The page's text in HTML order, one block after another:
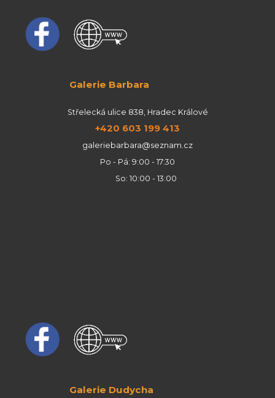
Galerie Barbara
Střelecká ulice 838, Hradec Králové
+420 603 199 413
galeriebarbara@seznam.cz
Po - Pá: 9:00 - 17:30
So: 10:00 - 13:00
Galerie Dudycha